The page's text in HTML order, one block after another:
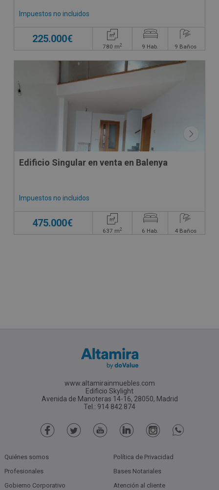
Impuestos no incluidos
225.000€
780 m2 9 Hab. 9 Baños
CONDICIONES ESPECIALES
Edificio Singular en venta en Balenya
Impuestos no incluidos
475.000€
637 m2 6 Hab. 4 Baños
www.altamirainmuebles.com
Edificio Skylight
Avenida de Manoteras 14-16, 28050, Madrid
Tel.: 914 842 874
Quiénes somos
Profesionales
Gobierno Corporativo
Política de Privacidad
Bases Notariales
Atención al cliente